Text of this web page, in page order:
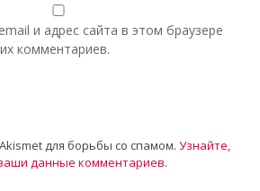
и адрес сайта в этом браузере
комментариев.
для борьбы со спамом. Узнайте,
данные комментариев.